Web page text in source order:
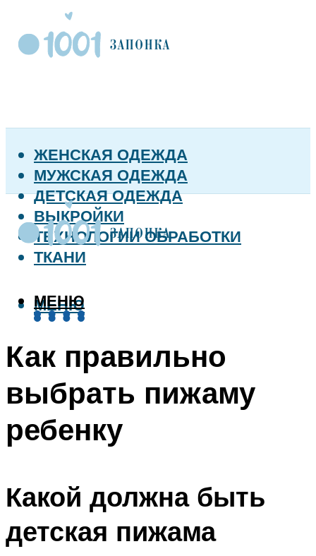
ЖЕНСКАЯ ОДЕЖДА
МУЖСКАЯ ОДЕЖДА
ДЕТСКАЯ ОДЕЖДА
ВЫКРОЙКИ
ТЕХНОЛОГИИ ОБРАБОТКИ
ТКАНИ
МЕНЮ
МЕНЮ
Как правильно
выбрать пижаму
ребенку
Какой должна быть
детская пижама